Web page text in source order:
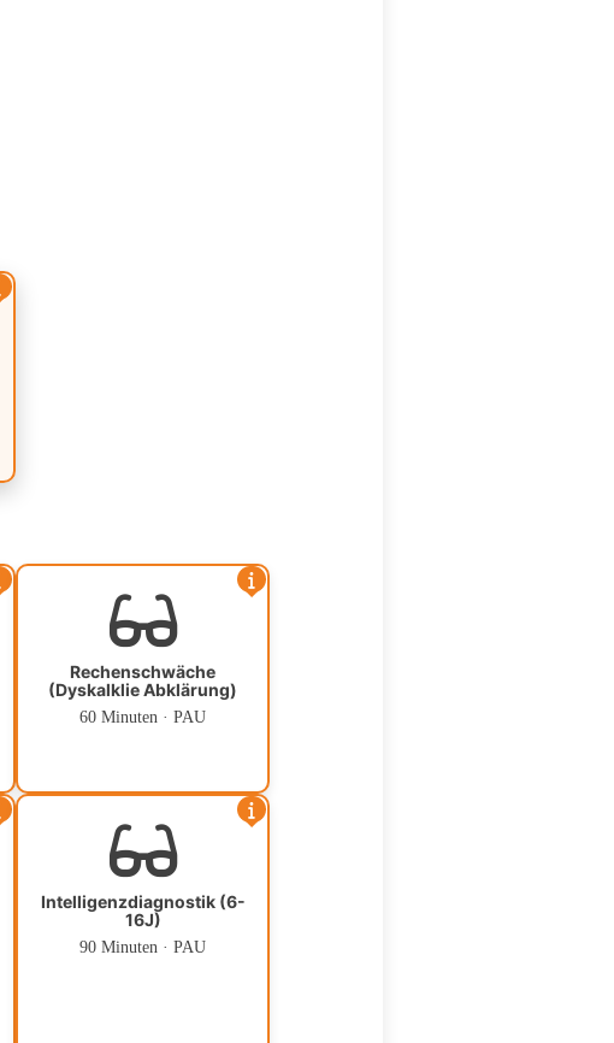
Rechenschwäche
(Dyskalklie Abklärung)
60 Minuten · PAU
Intelligenzdiagnostik (6-
16J)
90 Minuten · PAU